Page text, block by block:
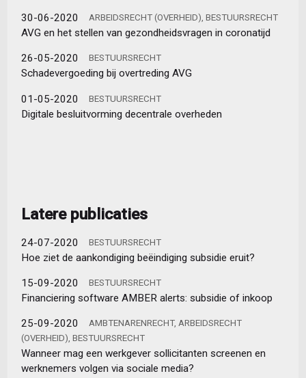
30-06-2020 ARBEIDSRECHT (OVERHEID), BESTUURSRECHT
AVG en het stellen van gezondheidsvragen in coronatijd
26-05-2020 BESTUURSRECHT
Schadevergoeding bij overtreding AVG
01-05-2020 BESTUURSRECHT
Digitale besluitvorming decentrale overheden
Latere publicaties
24-07-2020 BESTUURSRECHT
Hoe ziet de aankondiging beëindiging subsidie eruit?
15-09-2020 BESTUURSRECHT
Financiering software AMBER alerts: subsidie of inkoop
25-09-2020
AMBTENARENRECHT, ARBEIDSRECHT
(OVERHEID), BESTUURSRECHT
Wanneer mag een werkgever sollicitanten screenen en
werknemers volgen via sociale media?